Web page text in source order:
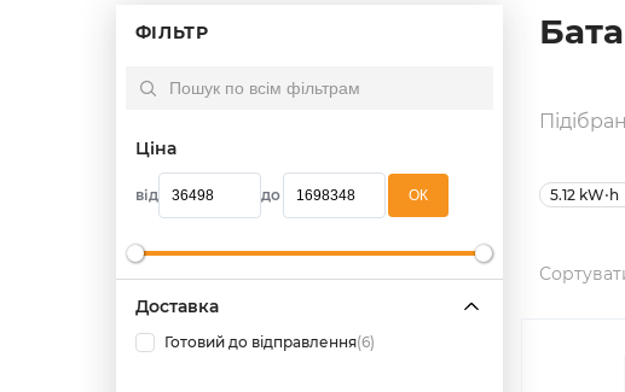
ФІЛЬТР
Ціна
від до OК
Доставка
Готовий до відправлення(6)
5.12 kW⋅h